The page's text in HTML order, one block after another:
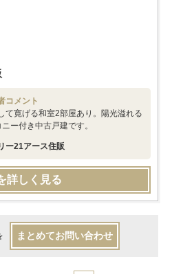
コメント
て寛げる和室2部屋あり。陽光溢れる
ー付き中古戸建です。
ー21アース住販
詳しく見る
まとめてお問い合わせ